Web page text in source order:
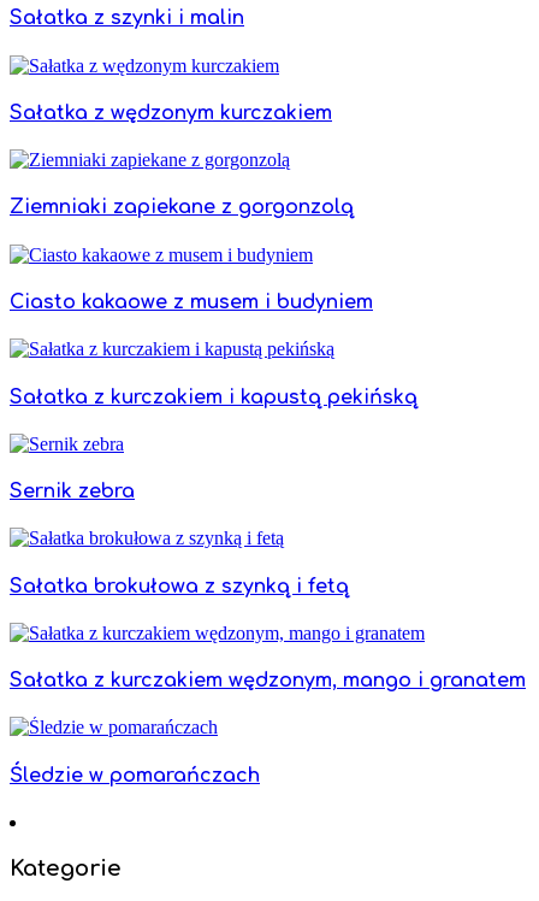
Sałatka z szynki i malin
Sałatka z wędzonym kurczakiem
Ziemniaki zapiekane z gorgonzolą
Ciasto kakaowe z musem i budyniem
Sałatka z kurczakiem i kapustą pekińską
Sernik zebra
Sałatka brokułowa z szynką i fetą
Sałatka z kurczakiem wędzonym, mango i granatem
Śledzie w pomarańczach
Kategorie